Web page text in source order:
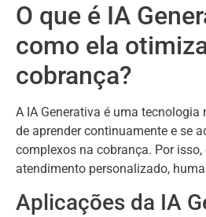
O que é IA
como ela
cobrança?
A IA Generativa é uma
de aprender continuamente e se
complexos na cobrança. Por isso,
atendimento personalizado,
Aplicações da IA